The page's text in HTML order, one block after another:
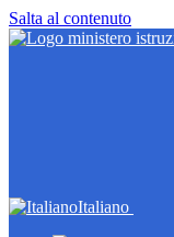
Salta al contenuto
Italiano